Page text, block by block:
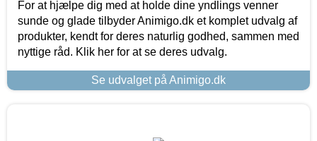
For at hjælpe dig med at holde dine yndlings venner
sunde og glade tilbyder Animigo.dk et komplet udvalg af
produkter, kendt for deres naturlig godhed, sammen med
nyttige råd. Klik her for at se deres udvalg.
Se udvalget på Animigo.dk